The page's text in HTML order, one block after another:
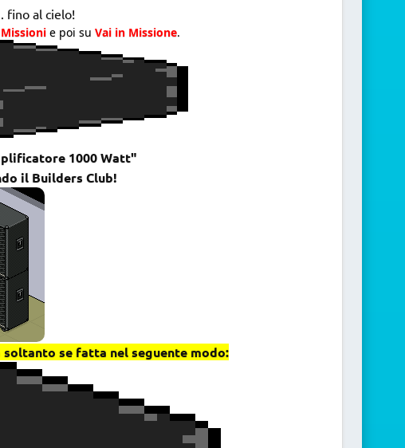
fino al cielo!
Missioni e poi suVai in Missione.
1000 Watt"
il Builders Club!
soltanto se fatta nel seguente modo: